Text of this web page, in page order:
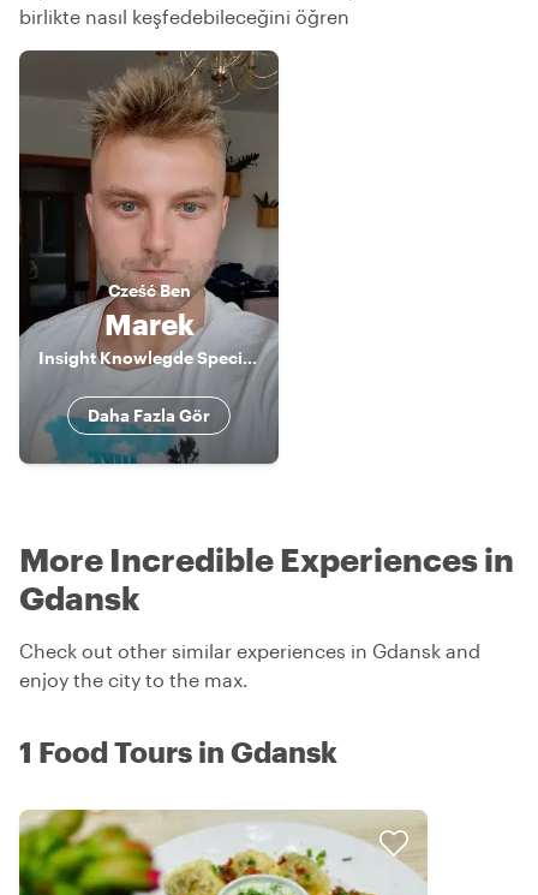
birlikte nasıl keşfedebileceğini öğren
CześćBen
Marek
Insight Knowlegde Specialist
Daha Fazla Gör
More Incredible Experiences in
Gdansk
Check out other similar experiences in Gdansk and
enjoy the city to the max.
1 Food Tours in Gdansk